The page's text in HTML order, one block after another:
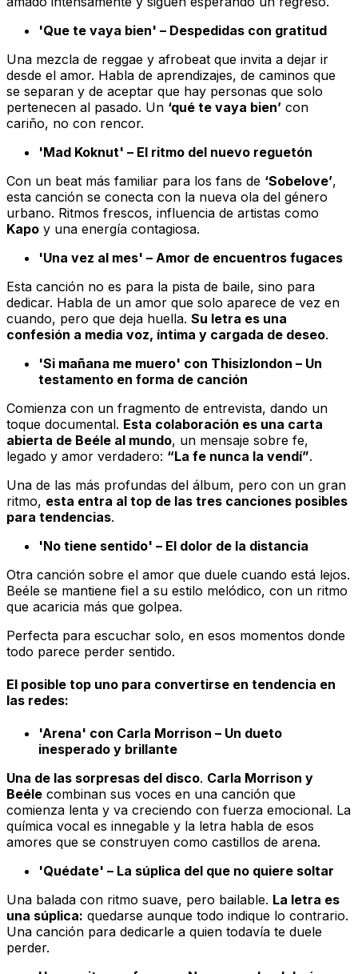
'Que te vaya bien' – Despedidas con gratitud
Una mezcla de reggae y afrobeat que invita a dejar ir
desde el amor. Habla de aprendizajes, de caminos que
se separan y de aceptar que hay personas que solo
pertenecen al pasado. Un ‘qué te vaya bien’ con
cariño, no con rencor.
'Mad Koknut' – El ritmo del nuevo reguetón
Con un beat más familiar para los fans de ‘Sobelove’,
esta canción se conecta con la nueva ola del género
urbano. Ritmos frescos, influencia de artistas como
Kapo y una energía contagiosa.
'Una vez al mes' – Amor de encuentros fugaces
Esta canción no es para la pista de baile, sino para
dedicar. Habla de un amor que solo aparece de vez en
cuando, pero que deja huella. Su letra es una
confesión a media voz, íntima y cargada de deseo.
'Si mañana me muero' con Thisizlondon – Un
testamento en forma de canción
Comienza con un fragmento de entrevista, dando un
toque documental. Esta colaboración es una carta
abierta de Beéle al mundo, un mensaje sobre fe,
legado y amor verdadero: “La fe nunca la vendí”.
Una de las más profundas del álbum, pero con un gran
ritmo, esta entra al top de las tres canciones posibles
para tendencias.
'No tiene sentido' – El dolor de la distancia
Otra canción sobre el amor que duele cuando está lejos.
Beéle se mantiene fiel a su estilo melódico, con un ritmo
que acaricia más que golpea.
Perfecta para escuchar solo, en esos momentos donde
todo parece perder sentido.
El posible top uno para convertirse en tendencia en
las redes:
'Arena' con Carla Morrison – Un dueto
inesperado y brillante
Una de las sorpresas del disco. Carla Morrison y
Beéle combinan sus voces en una canción que
comienza lenta y va creciendo con fuerza emocional. La
química vocal es innegable y la letra habla de esos
amores que se construyen como castillos de arena.
'Quédate' – La súplica del que no quiere soltar
Una balada con ritmo suave, pero bailable. La letra es
una súplica: quedarse aunque todo indique lo contrario.
Una canción para dedicarle a quien todavía te duele
perder.